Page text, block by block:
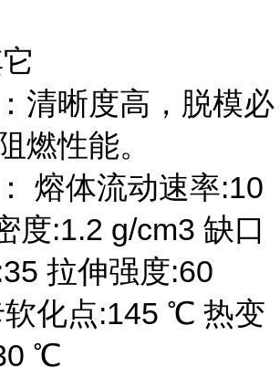
清晰度高，脱模必
燃性能。
熔体流动速率:10
度:1.2 g/cm3 缺口
拉伸强度:60
软化点:145 ℃ 热变
℃